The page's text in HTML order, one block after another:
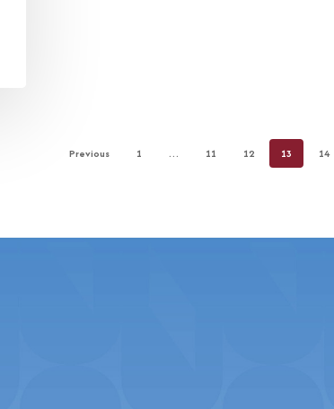
Previous 1 … 11 12 13 14